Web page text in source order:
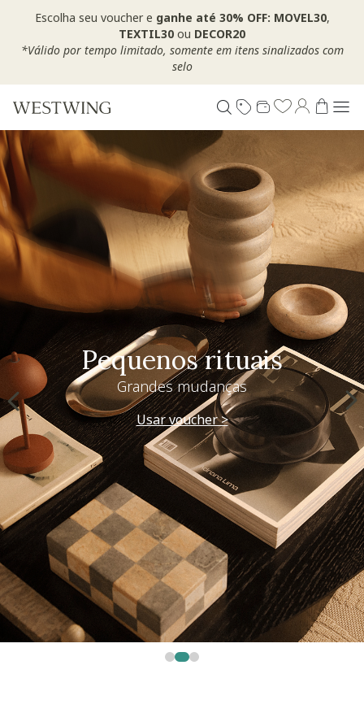
Escolha seu voucher e ganhe até 30% OFF: MOVEL30,
TEXTIL30 ou DECOR20
*Válido por tempo limitado, somente em itens sinalizados com
selo
Pequenos rituais
Grandes mudanças
Usar voucher >